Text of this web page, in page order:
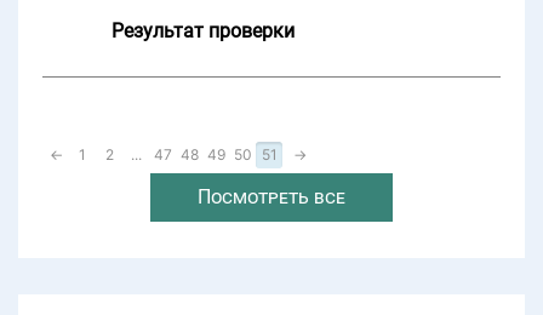
Результат проверки
← 1 2 ... 47 48 49 50 51 →
Посмотреть все